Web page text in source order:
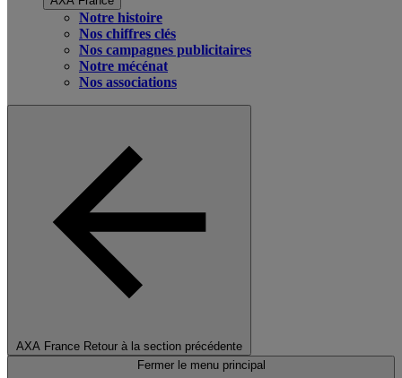
Notre histoire
Nos chiffres clés
Nos campagnes publicitaires
Notre mécénat
Nos associations
AXA France Retour à la section précédente
Fermer le menu principal